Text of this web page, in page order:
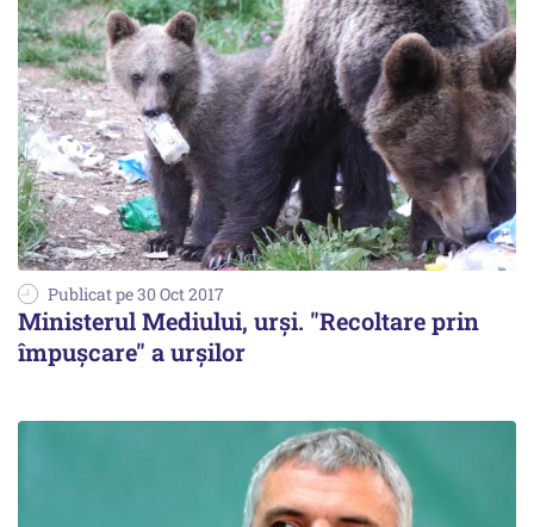
Publicat pe 30 Oct 2017
Ministerul Mediului, urşi. "Recoltare prin
împuşcare" a urşilor